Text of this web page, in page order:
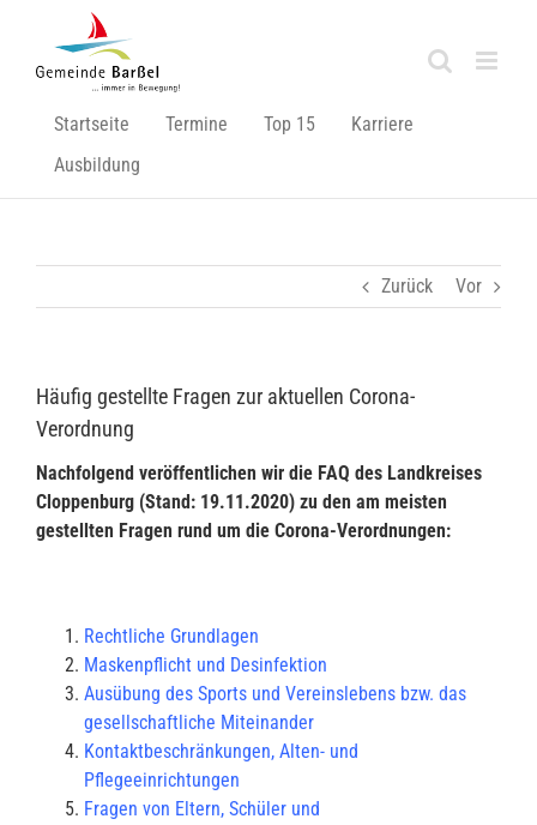
springen
Startseite Termine Top 15
Karriere
Ausbildung
Zurück Vor
Häufig gestellte Fragen zur aktuellen Corona-
Verordnung
Nachfolgend veröffentlichen wir die FAQ des Landkreises
Cloppenburg (Stand: 19.11.2020) zu den am meisten
gestellten Fragen rund um die Corona-Verordnungen:
Rechtliche Grundlagen
Maskenpflicht und Desinfektion
Ausübung des Sports und Vereinslebens bzw. das
gesellschaftliche Miteinander
Kontaktbeschränkungen, Alten- und
Pflegeeinrichtungen
Fragen von Eltern, Schüler und